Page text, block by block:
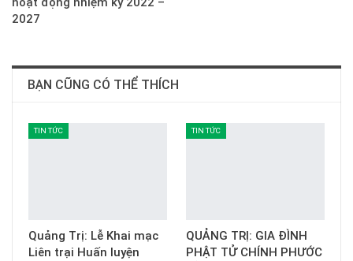
2027
BẠN CŨNG CÓ THỂ THÍCH
TIN TỨC
Quảng Trị: Lễ Khai mạc
Liên trại Huấn luyện
TIN TỨC
QUẢNG TRỊ: GIA ĐÌNH
PHẬT TỬ CHÍNH PHƯỚC